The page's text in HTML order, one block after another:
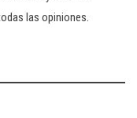
las opiniones.